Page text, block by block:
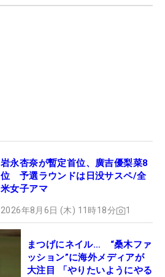
岩永杏奈が暫定首位、廣吉優梨菜8
位 予選ラウンドは日没サスペ/全
米女子アマ
2026年8月6日 (木) 11時18分 1
まつげにネイル… “桑木ファ
ッション”に海外メディアが
大注目 「やりたいようにやる